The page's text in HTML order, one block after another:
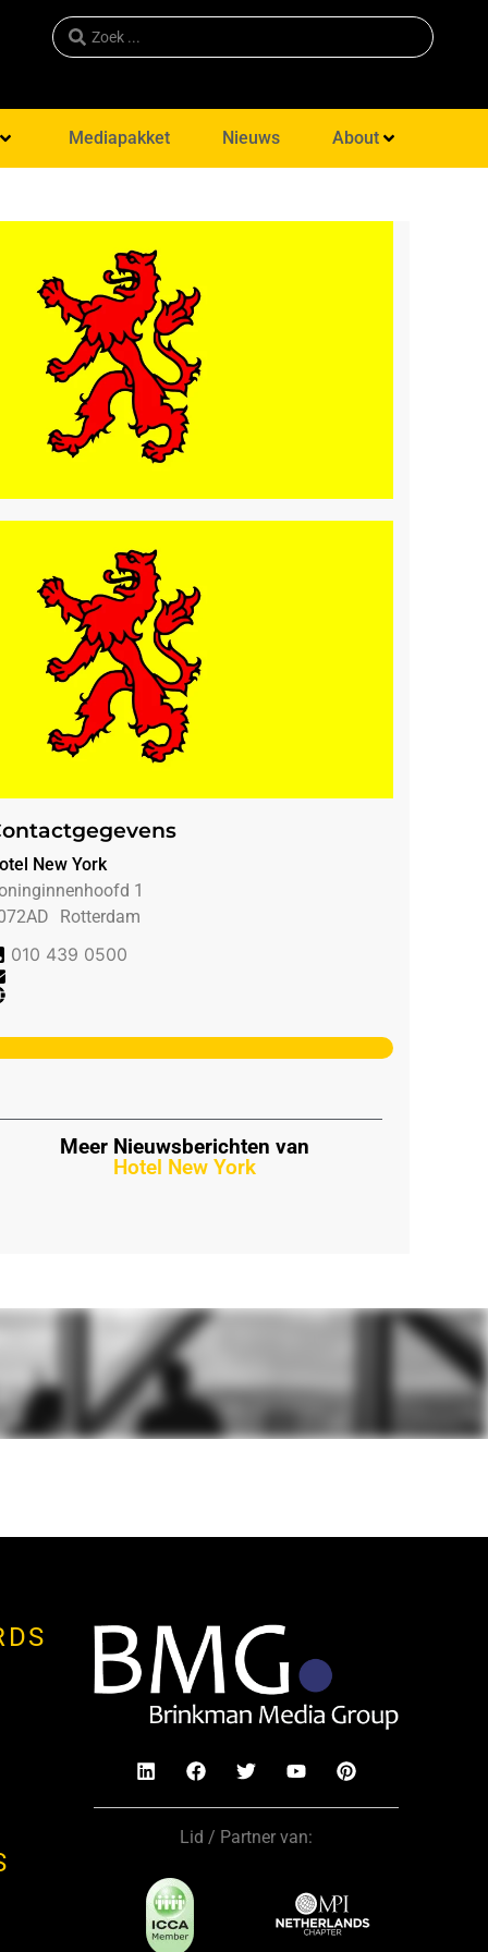
Mediapakket Nieuws About
New York
1
Rotterdam
010 439 0500
Meer Nieuwsberichten van
Hotel New York
Lid / Partner van: